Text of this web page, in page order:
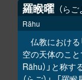
羅睺曜 らご
Rāhu
仏教における
空の天体のこと
Rāhu）」と称す